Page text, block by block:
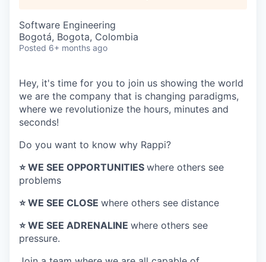
Software Engineering
Bogotá, Bogota, Colombia
Posted 6+ months ago
Hey, it's time for you to join us showing the world
we are the company that is changing paradigms,
where we revolutionize the hours, minutes and
seconds!
Do you want to know why Rappi?
⭐️ WE SEE OPPORTUNITIES where others see
problems
⭐️ WE SEE CLOSE where others see distance
⭐️ WE SEE ADRENALINE where others see
pressure.